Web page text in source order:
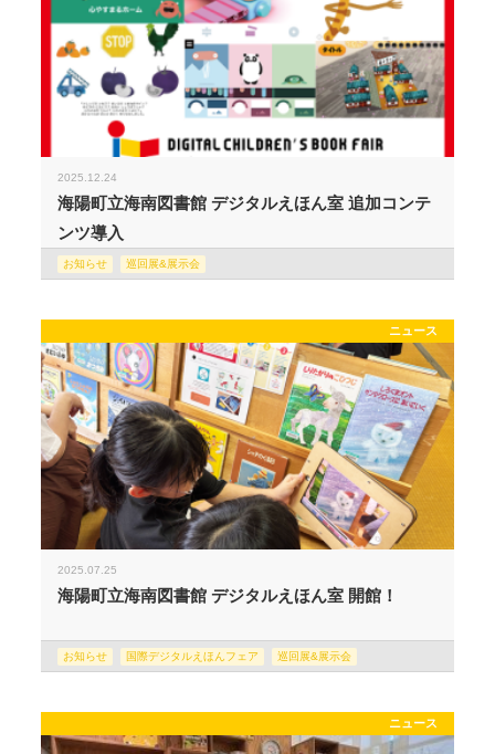
2025.12.24
海陽町立海南図書館 デジタルえほん室 追加コンテ
ンツ導入
お知らせ 巡回展&展示会
ニュース
2025.07.25
海陽町立海南図書館 デジタルえほん室 開館！
お知らせ 国際デジタルえほんフェア 巡回展&展示会
ニュース